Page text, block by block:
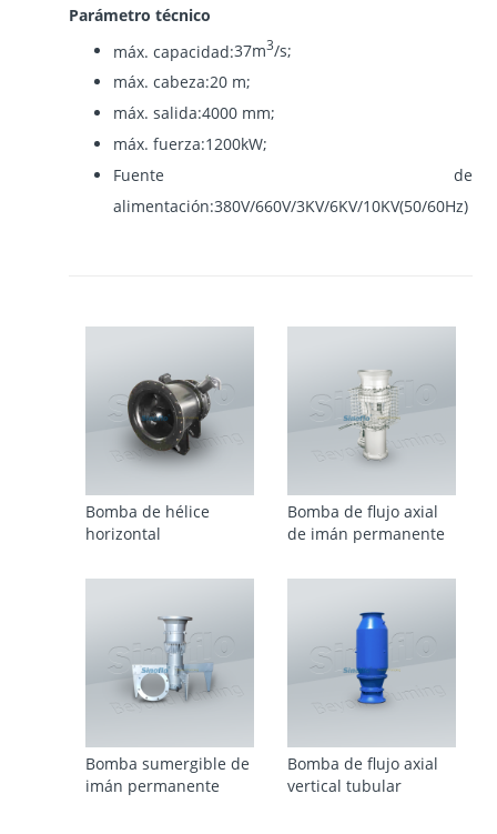
Parámetro técnico
máx. capacidad:37m3/s;
máx. cabeza:20 m;
máx. salida:4000 mm;
máx. fuerza:1200kW;
Fuente de
alimentación:380V/660V/3KV/6KV/10KV(50/60Hz)
Bomba de hélice
horizontal
Bomba de flujo axial
de imán permanente
Bomba sumergible de
imán permanente
Bomba de flujo axial
vertical tubular